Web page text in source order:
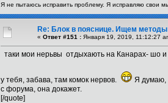
Я не пытаюсь исправить проблему. Я исправляю свои
Re: Блок в пояснице. Ищем методы
« Ответ #151 : Января 19, 2019, 11:12:27
таки мои нерьвы отдыхають на Канарах- шо и
у тебя, забава, там комок нервов.
Я думаю,
с форума, она докажет.
[/quote]